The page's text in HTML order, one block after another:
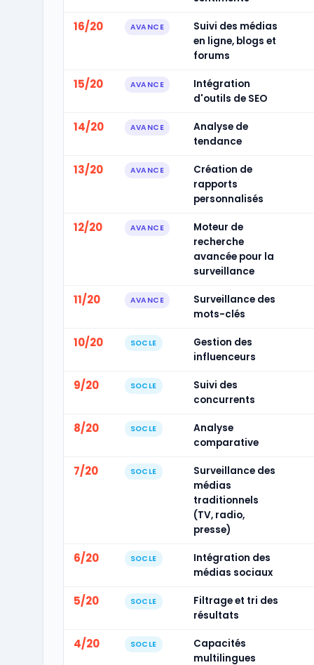
16/20 AVANCE
Suivi des médias
en ligne, blogs et
forums
15/20 AVANCE
Intégration
d'outils de SEO
14/20 AVANCE
Analyse de
tendance
13/20 AVANCE
Création de
rapports
personnalisés
12/20 AVANCE
Moteur de
recherche
avancée pour la
surveillance
11/20 AVANCE
Surveillance des
mots-clés
10/20 SOCLE
Gestion des
influenceurs
9/20 SOCLE
Suivi des
concurrents
8/20 SOCLE
Analyse
comparative
7/20 SOCLE
Surveillance des
médias
traditionnels
(TV, radio,
presse)
6/20 SOCLE
Intégration des
médias sociaux
5/20 SOCLE
Filtrage et tri des
résultats
4/20 SOCLE
Capacités
multilingues